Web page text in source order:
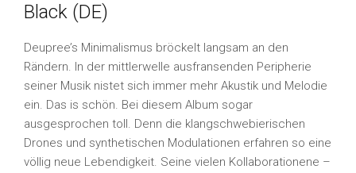
Black (DE)
Deupree’s Minimalismus bröckelt langsam an den
Rändern. In der mittlerwelle ausfransenden Peripherie
seiner Musik nistet sich immer mehr Akustik und Melodie
ein. Das is schön. Bei diesem Album sogar
ausgesprochen toll. Denn die klangschwebierischen
Drones und synthetischen Modulationen erfahren so eine
völlig neue Lebendigkeit. Seine vielen Kollaborationene –